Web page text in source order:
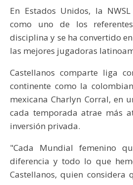
En Estados Unidos, la
como uno de los
disciplina y se ha convertido
las mejores jugadoras
Castellanos comparte liga
continente como la
mexicana Charlyn Corral, en
cada temporada atrae más
inversión privada.
"Cada Mundial femenino
diferencia y todo lo que
Castellanos, quien considera